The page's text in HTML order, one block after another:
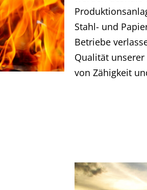
Stahl- und
Betriebe
Qualität
von Zähigkeit